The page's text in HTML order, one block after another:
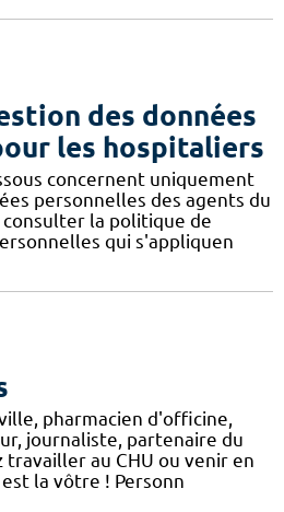
des données
les hospitaliers
concernent uniquement
personnelles des agents du
consulter la politique de
qui s'appliquen
pharmacien d'officine,
journaliste, partenaire du
travailler au CHU ou venir en
la vôtre ! Personn